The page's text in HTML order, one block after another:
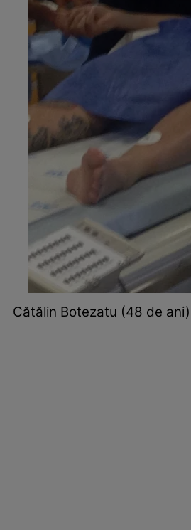
Cătălin Botezatu (48 de